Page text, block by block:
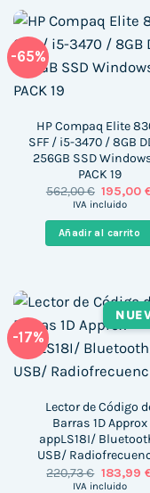
-65%
HP Compaq Elite
SFF / i5-3470 / 8GB
256GB SSD
PACK 19
562,00€ El
precio
era:
562,00 €.
195,00
IVA incluido
Añadir al carrito
-17%
Lector de Código
Barras 1D Approx
appLS18I/
USB/
220,73€ El
precio
183,99
IVA incluido